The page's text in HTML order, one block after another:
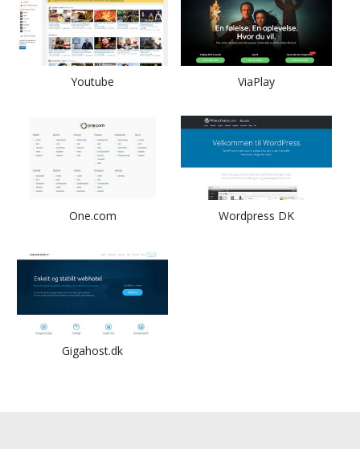
Youtube ViaPlay
One.com Wordpress DK
Gigahost.dk